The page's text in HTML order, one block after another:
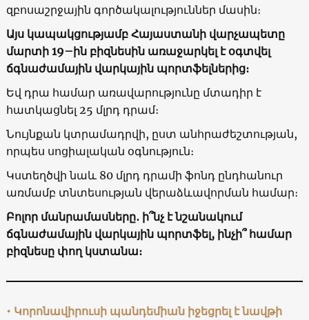
զբոսաշրջային գործակալություններ մասին։
Այս կապակցությամբ Հայաստանի վարչապետը
մարտի 19–ին բիզնեսին առաջարկել է օգտվել
ճգնաժամային վարկային պորտֆելներից։
Եվ դրա համար առավարությունը մտադիր է
հատկացնել 25 մլրդ դրամ։
Նույնքան կտրամադրվի, ըստ անհրաժեշտության,
որպես սոցիալական օգնություն։
Կստեղծվի նաև 80 մլրդ դրամի ֆոնդ ընդհանուր
առմամբ տնտեսության վերաձևավորման համար։
Բոլոր մանրամասները․ի՞նչ է նշանակում
ճգնաժամային վարկային պորտֆել, ինչի՞ համար
բիզնեսը փող կստանա։
• Կորոնավիրուսի պանդեմիան իջեցրել է նավթի